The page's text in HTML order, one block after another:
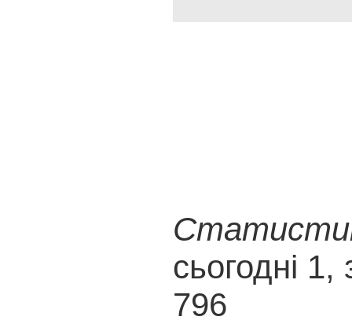
сьогодні 1,
796